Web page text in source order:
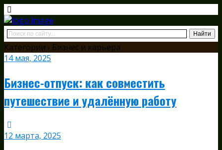
Категории › Бизнес и карьера
14 мая, 2025
Бизнес-отпуск: как совместить
путешествие и удалённую работу
12 марта, 2025